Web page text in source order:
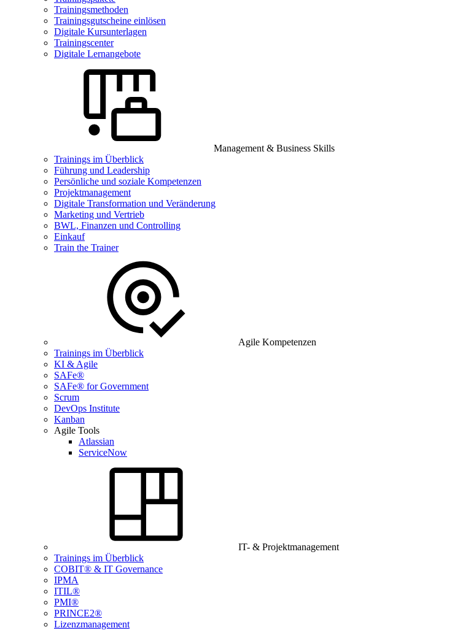
Trainingsmethoden
Trainingsgutscheine einlösen
Digitale Kursunterlagen
Trainingscenter
Digitale Lernangebote
Management & Business Skills
Trainings im Überblick
Führung und Leadership
Persönliche und soziale Kompetenzen
Projektmanagement
Digitale Transformation und Veränderung
Marketing und Vertrieb
BWL, Finanzen und Controlling
Einkauf
Train the Trainer
Agile Kompetenzen
Trainings im Überblick
KI & Agile
SAFe®
SAFe® for Government
Scrum
DevOps Institute
Kanban
Agile Tools
Atlassian
ServiceNow
IT- & Projektmanagement
Trainings im Überblick
COBIT® & IT Governance
IPMA
ITIL®
PMI®
PRINCE2®
Lizenzmanagement